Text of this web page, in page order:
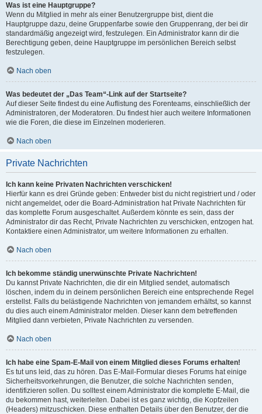
Was ist eine Hauptgruppe?
Wenn du Mitglied in mehr als einer Benutzergruppe bist, dient die
Hauptgruppe dazu, deine Gruppenfarbe sowie den Gruppenrang, der bei dir
standardmäßig angezeigt wird, festzulegen. Ein Administrator kann dir die
Berechtigung geben, deine Hauptgruppe im persönlichen Bereich selbst
festzulegen.
Nach oben
Was bedeutet der „Das Team“-Link auf der Startseite?
Auf dieser Seite findest du eine Auflistung des Forenteams, einschließlich der
Administratoren, der Moderatoren. Du findest hier auch weitere Informationen
wie die Foren, die diese im Einzelnen moderieren.
Nach oben
Private Nachrichten
Ich kann keine Privaten Nachrichten verschicken!
Hierfür kann es drei Gründe geben: Entweder bist du nicht registriert und / oder
nicht angemeldet, oder die Board-Administration hat Private Nachrichten für
das komplette Forum ausgeschaltet. Außerdem könnte es sein, dass der
Administrator dir das Recht, Private Nachrichten zu verschicken, entzogen hat.
Kontaktiere einen Administrator, um weitere Informationen zu erhalten.
Nach oben
Ich bekomme ständig unerwünschte Private Nachrichten!
Du kannst Private Nachrichten, die dir ein Mitglied sendet, automatisch
löschen, indem du in deinem persönlichen Bereich eine entsprechende Regel
erstellst. Falls du belästigende Nachrichten von jemandem erhältst, so kannst
du dies auch einem Administrator melden. Dieser kann dem betreffenden
Mitglied dann verbieten, Private Nachrichten zu versenden.
Nach oben
Ich habe eine Spam-E-Mail von einem Mitglied dieses Forums erhalten!
Es tut uns leid, das zu hören. Das E-Mail-Formular dieses Forums hat einige
Sicherheitsvorkehrungen, die Benutzer, die solche Nachrichten senden,
identifizieren sollen. Du solltest einem Administrator die komplette E-Mail, die
du bekommen hast, weiterleiten. Dabei ist es ganz wichtig, die Kopfzeilen
(Headers) mitzuschicken. Diese enthalten Details über den Benutzer, der die